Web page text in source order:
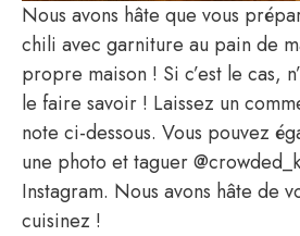
Nous avons hâte que vous
chili avec garniture au pain de
propre maison ! Si c’est le cas,
le faire savoir ! Laissez un
note ci-dessous. Vous pouvez
une photo et taguer
Instagram. Nous avons hâte de
cuisinez !